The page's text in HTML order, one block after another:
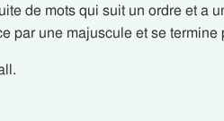
de mots qui suit un ordre et a
par une majuscule et se